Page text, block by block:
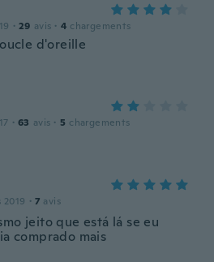
· 29 avis · 4 chargements
d'oreille
· 63 avis · 5 chargements
· 7 avis
jeito que está lá se eu
comprado mais